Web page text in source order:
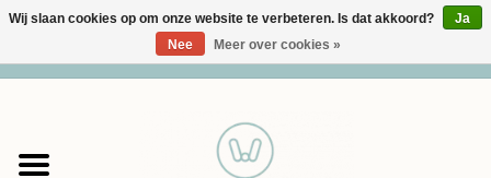
Garens
Wij slaan cookies op om onze website te verbeteren. Is dat akkoord?
Ja
Nee
Meer over cookies »